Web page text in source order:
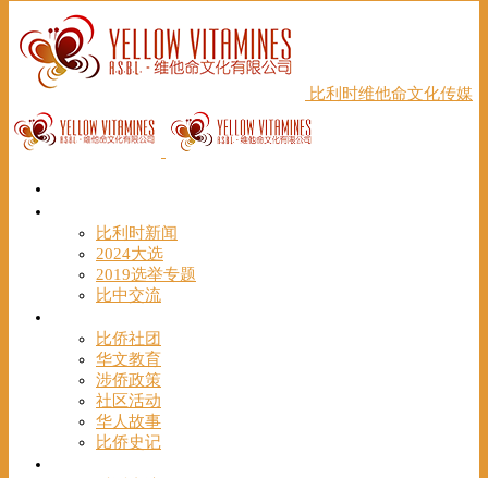
比利时维他命文化传媒
比利时新闻
2024大选
2019选举专题
比中交流
比侨社团
华文教育
涉侨政策
社区活动
华人故事
比侨史记